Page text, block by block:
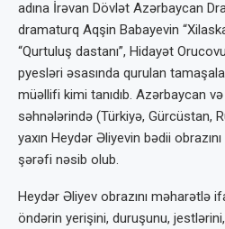
adına İrəvan Dövlət Azərbaycan
dramaturq Aqşin Babayevin
“Qurtuluş dastanı”, Hidayət
pyesləri əsasında qurulan
müəllifi kimi tanıdıb. Azərbaycan
səhnələrində (Türkiyə, Gürcüstan,
yaxın Heydər Əliyevin bədii
şərəfi nəsib olub.
Heydər Əliyev obrazını məharətlə
öndərin yerişini, duruşunu,